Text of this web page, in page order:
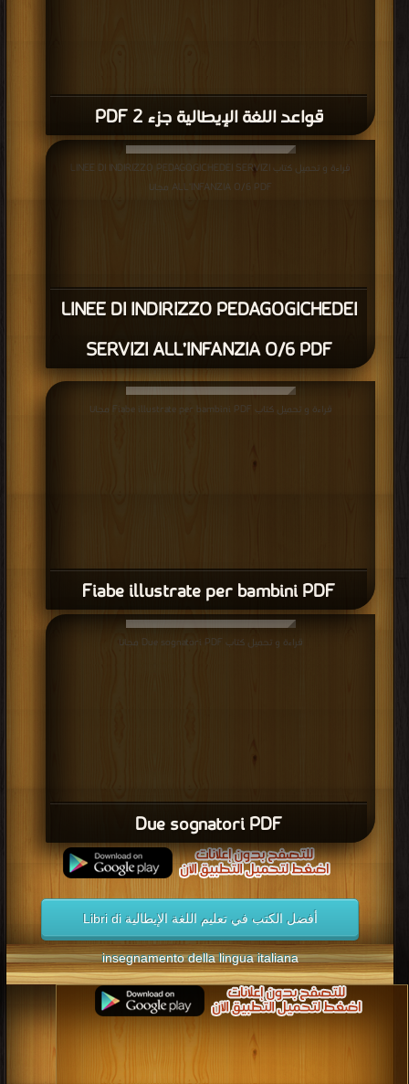
قواعد اللغة الإیطالیة جزء 2 PDF
LINEE DI INDIRIZZO PEDAGOGICHEDEI
SERVIZI ALL’INFANZIA O/6 PDF
قراءة و تحميل كتاب LINEE DI INDIRIZZO PEDAGOGICHEDEI SERVIZI
ALL’INFANZIA O/6 PDF مجانا
Fiabe illustrate per bambini PDF
قراءة و تحميل كتاب Fiabe illustrate per bambini PDF مجانا
Due sognatori PDF
قراءة و تحميل كتاب Due sognatori PDF مجانا
أفضل الكتب في تعليم اللغة الإيطالية Libri di
insegnamento della lingua italiana